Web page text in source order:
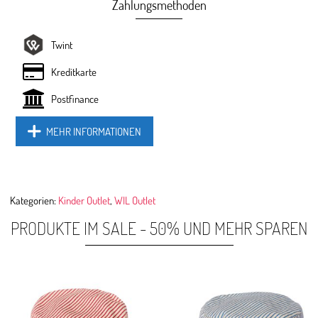
Zahlungsmethoden
Twint
Kreditkarte
Postfinance
MEHR INFORMATIONEN
Kategorien: Kinder Outlet,WIL Outlet
PRODUKTE IM SALE - 50% UND MEHR SPAREN